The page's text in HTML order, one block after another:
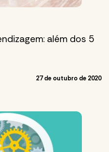
além dos 5
27 de outubro de 2020